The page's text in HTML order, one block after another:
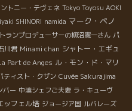
トニー・テヴェネ Tokyo Toyosu AOKI
SHINORI namida マーク・ペノ
ランプロデューサーの柳沼憲一さん パ
川君 Minami chan シャトー・エギュ
Part de Anges ル・モン・ド・マリ
ティスト・クザン Cuvée Sakurajima
バー 中湊シェフご夫妻 ラ・キューヴ
ッフェル塔 ジョージア国 ルバレーズ